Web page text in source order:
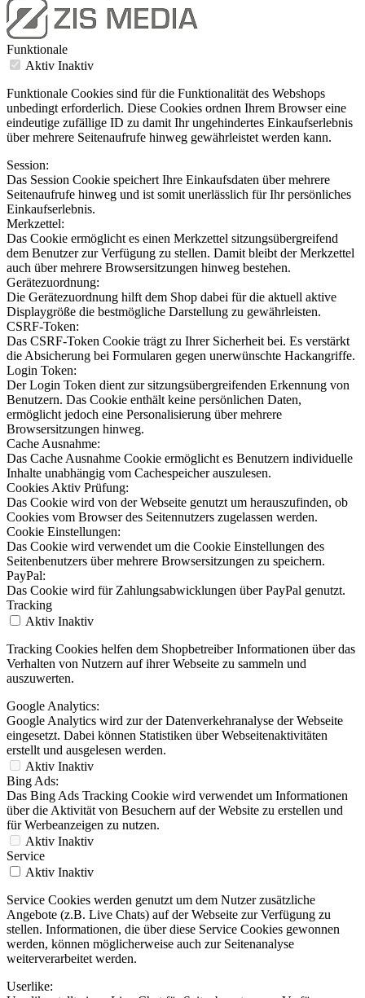
Funktionale
Aktiv Inaktiv
Funktionale Cookies sind für die Funktionalität des Webshops
unbedingt erforderlich. Diese Cookies ordnen Ihrem Browser eine
eindeutige zufällige ID zu damit Ihr ungehindertes Einkaufserlebnis
über mehrere Seitenaufrufe hinweg gewährleistet werden kann.
Session:
Das Session Cookie speichert Ihre Einkaufsdaten über mehrere
Seitenaufrufe hinweg und ist somit unerlässlich für Ihr persönliches
Einkaufserlebnis.
Merkzettel:
Das Cookie ermöglicht es einen Merkzettel sitzungsübergreifend
dem Benutzer zur Verfügung zu stellen. Damit bleibt der Merkzettel
auch über mehrere Browsersitzungen hinweg bestehen.
Gerätezuordnung:
Die Gerätezuordnung hilft dem Shop dabei für die aktuell aktive
Displaygröße die bestmögliche Darstellung zu gewährleisten.
CSRF-Token:
Das CSRF-Token Cookie trägt zu Ihrer Sicherheit bei. Es verstärkt
die Absicherung bei Formularen gegen unerwünschte Hackangriffe.
Login Token:
Der Login Token dient zur sitzungsübergreifenden Erkennung von
Benutzern. Das Cookie enthält keine persönlichen Daten,
ermöglicht jedoch eine Personalisierung über mehrere
Browsersitzungen hinweg.
Cache Ausnahme:
Das Cache Ausnahme Cookie ermöglicht es Benutzern individuelle
Inhalte unabhängig vom Cachespeicher auszulesen.
Cookies Aktiv Prüfung:
Das Cookie wird von der Webseite genutzt um herauszufinden, ob
Cookies vom Browser des Seitennutzers zugelassen werden.
Cookie Einstellungen:
Das Cookie wird verwendet um die Cookie Einstellungen des
Seitenbenutzers über mehrere Browsersitzungen zu speichern.
PayPal:
Das Cookie wird für Zahlungsabwicklungen über PayPal genutzt.
Tracking
Aktiv Inaktiv
Tracking Cookies helfen dem Shopbetreiber Informationen über das
Verhalten von Nutzern auf ihrer Webseite zu sammeln und
auszuwerten.
Google Analytics:
Google Analytics wird zur der Datenverkehranalyse der Webseite
eingesetzt. Dabei können Statistiken über Webseitenaktivitäten
erstellt und ausgelesen werden.
Aktiv Inaktiv
Bing Ads:
Das Bing Ads Tracking Cookie wird verwendet um Informationen
über die Aktivität von Besuchern auf der Website zu erstellen und
für Werbeanzeigen zu nutzen.
Aktiv Inaktiv
Service
Aktiv Inaktiv
Service Cookies werden genutzt um dem Nutzer zusätzliche
Angebote (z.B. Live Chats) auf der Webseite zur Verfügung zu
stellen. Informationen, die über diese Service Cookies gewonnen
werden, können möglicherweise auch zur Seitenanalyse
weiterverarbeitet werden.
Userlike: